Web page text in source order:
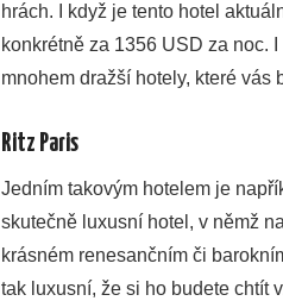
hrách. I když je tento hotel
konkrétně za 1356 USD za noc.
mnohem dražší hotely, které vás
Ritz Paris
Jedním takovým hotelem je
skutečně luxusní hotel, v němž
krásném renesančním či
tak luxusní, že si ho budete chtít